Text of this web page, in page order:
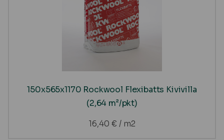
150x565x1170 Rockwool Flexibatts Kivivilla
(2,64 m²/pkt)
16,40 € / m2